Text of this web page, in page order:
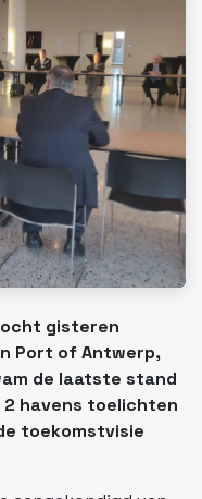
gisteren
Port of Antwerp,
de laatste stand
2 havens toelichten
toekomstvisie